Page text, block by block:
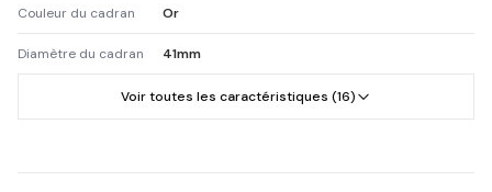
Couleur du cadran Or
Diamètre du cadran 41mm
Voir toutes les caractéristiques (16)